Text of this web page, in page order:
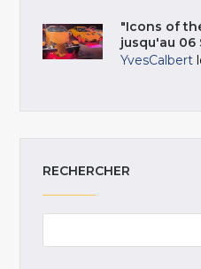
"Icons of
jusqu'au 06
YvesCalbert
RECHERCHER